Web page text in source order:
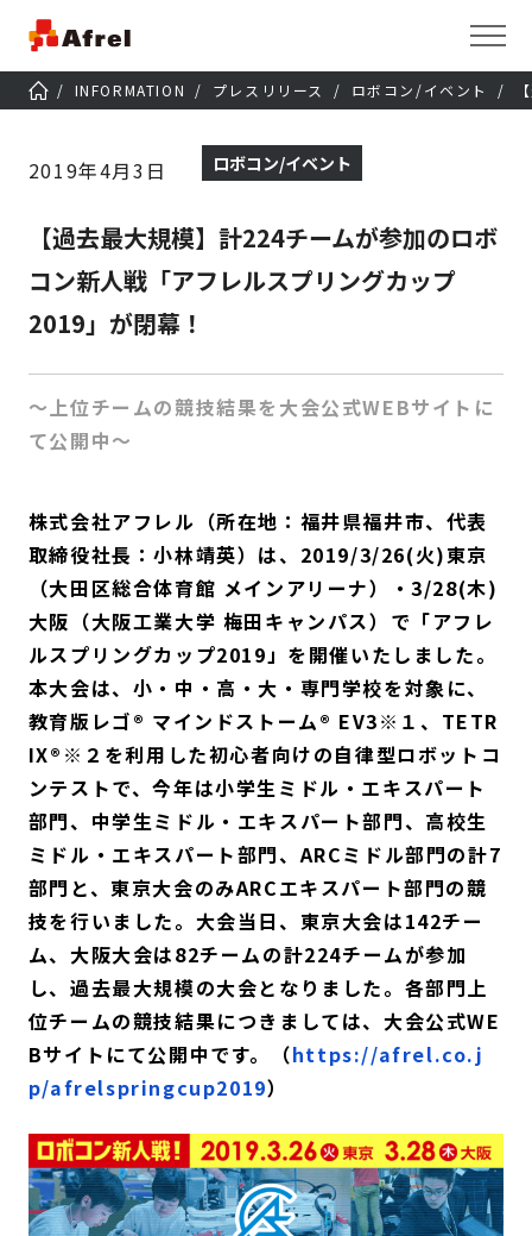
INFORMATION プレスリリース ロボコン/イベント
2019年4月3日 ロボコン/イベント
【過去最大規模】計224チームが参加のロボ
コン新人戦「アフレルスプリングカップ
2019」が閉幕！
～上位チームの競技結果を大会公式WEBサイトに
て公開中～
株式会社アフレル（所在地：福井県福井市、代表
取締役社長：小林靖英）は、2019/3/26(火)東京
（大田区総合体育館 メインアリーナ）・3/28(木)
大阪（大阪工業大学 梅田キャンパス）で「アフレ
ルスプリングカップ2019」を開催いたしました。
本大会は、小・中・高・大・専門学校を対象に、
教育版レゴ® マインドストーム® EV3※１、TETR
IX®※２を利用した初心者向けの自律型ロボットコ
ンテストで、今年は小学生ミドル・エキスパート
部門、中学生ミドル・エキスパート部門、高校生
ミドル・エキスパート部門、ARCミドル部門の計7
部門と、東京大会のみARCエキスパート部門の競
技を行いました。大会当日、東京大会は142チー
ム、大阪大会は82チームの計224チームが参加
し、過去最大規模の大会となりました。各部門上
位チームの競技結果につきましては、大会公式WE
Bサイトにて公開中です。（https://afrel.co.j
p/afrelspringcup2019）